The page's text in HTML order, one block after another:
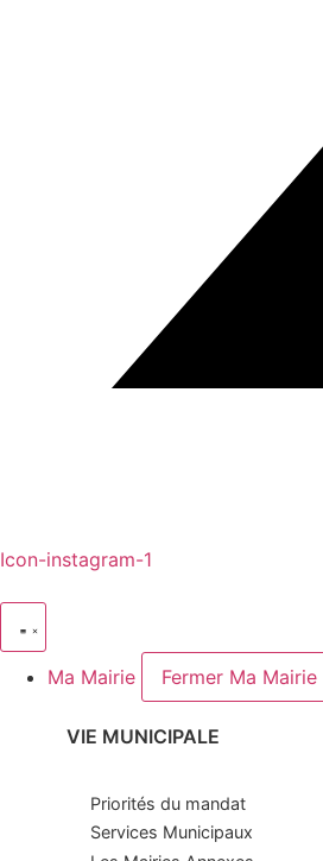
Icon-instagram-1
Ma Mairie Fermer Ma Mairie
VIE MUNICIPALE
Priorités du mandat
Services Municipaux